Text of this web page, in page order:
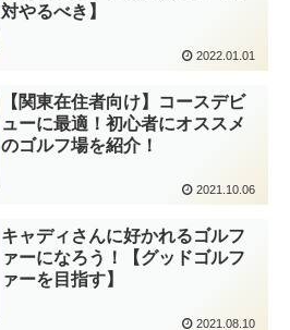
対やるべき】
2022.01.01
【関東在住者向け】コースデビ
ューに最適！初心者にオススメ
のゴルフ場を紹介！
2021.10.06
キャディさんに好かれるゴルフ
ァーになろう！【グッドゴルフ
ァーを目指す】
2021.08.10